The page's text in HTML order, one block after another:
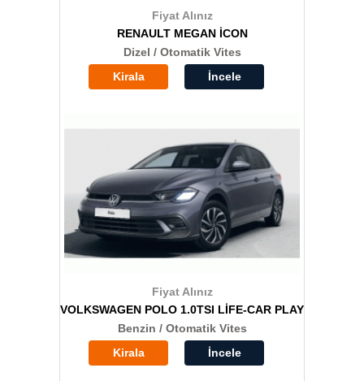
Fiyat Alınız
RENAULT MEGAN İCON
Dizel / Otomatik Vites
Kirala
İncele
Fiyat Alınız
VOLKSWAGEN POLO 1.0TSI LİFE-CAR PLAY
Benzin / Otomatik Vites
Kirala
İncele